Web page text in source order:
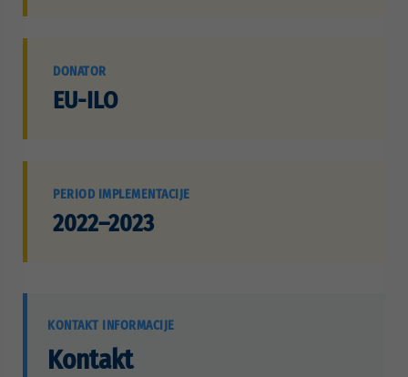
DONATOR
EU-ILO
PERIOD IMPLEMENTACIJE
2022–2023
KONTAKT INFORMACIJE
Kontakt